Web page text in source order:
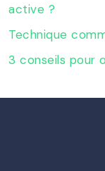
active ?
Technique
3 conseils pour